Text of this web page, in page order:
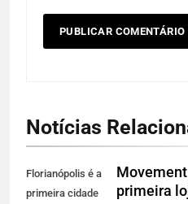
Notícias
Florianópolis é a
primeira cidade
primeira